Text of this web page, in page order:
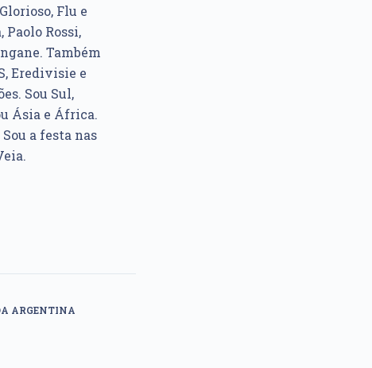
Flu e
Rossi,
Também
Eredivisie e
Sou Sul,
Ásia e África.
a festa nas
ARGENTINA